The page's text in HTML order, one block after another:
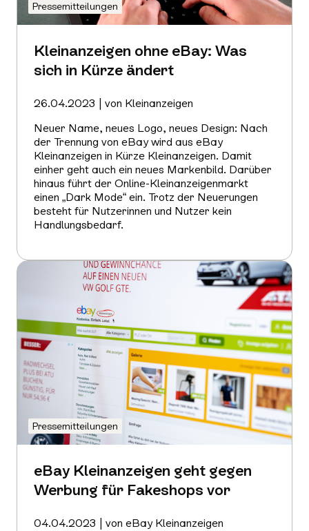
Kleinanzeigen ohne eBay: Was
sich in Kürze ändert
26.04.2023 | von Kleinanzeigen
Neuer Name, neues Logo, neues Design: Nach
der Trennung von eBay wird aus eBay
Kleinanzeigen in Kürze Kleinanzeigen. Damit
einher geht auch ein neues Markenbild. Darüber
hinaus führt der Online-Kleinanzeigenmarkt
einen „Dark Mode“ ein. Trotz der Neuerungen
besteht für Nutzerinnen und Nutzer kein
Handlungsbedarf.
erfahren
Pressemitteilungen
eBay Kleinanzeigen geht gegen
Werbung für Fakeshops vor
04.04.2023 | von eBay Kleinanzeigen
Pressemitteilungen